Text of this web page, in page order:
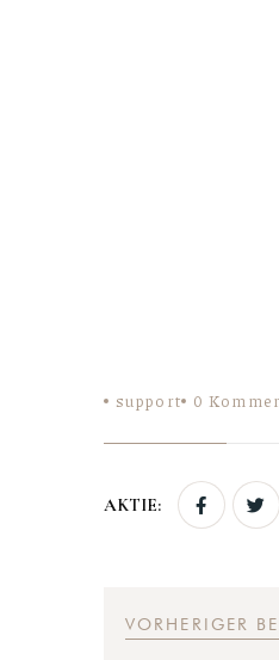
support 0
AKTIE:
VORHERIGER